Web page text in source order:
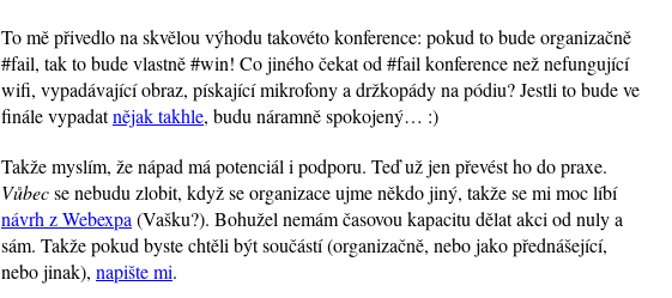
To mě přivedlo na skvělou výhodu takovéto konference: pokud to bude organizačně
#fail, tak to bude vlastně #win! Co jiného čekat od #fail konference než nefungující
wifi, vypadávající obraz, pískající mikrofony a držkopády na pódiu? Jestli to bude ve
finále vypadatnějak takhle, budu náramně spokojený… :)
Takže myslím, že nápad má potenciál i podporu. Teď už jen převést ho do praxe.
Vůbecse nebudu zlobit, když se organizace ujme někdo jiný, takže se mi moc líbí
návrh z Webexpa (Vašku?). Bohužel nemám časovou kapacitu dělat akci od nuly a
sám. Takže pokud byste chtěli být součástí (organizačně, nebo jako přednášející,
nebo jinak), napište mi.